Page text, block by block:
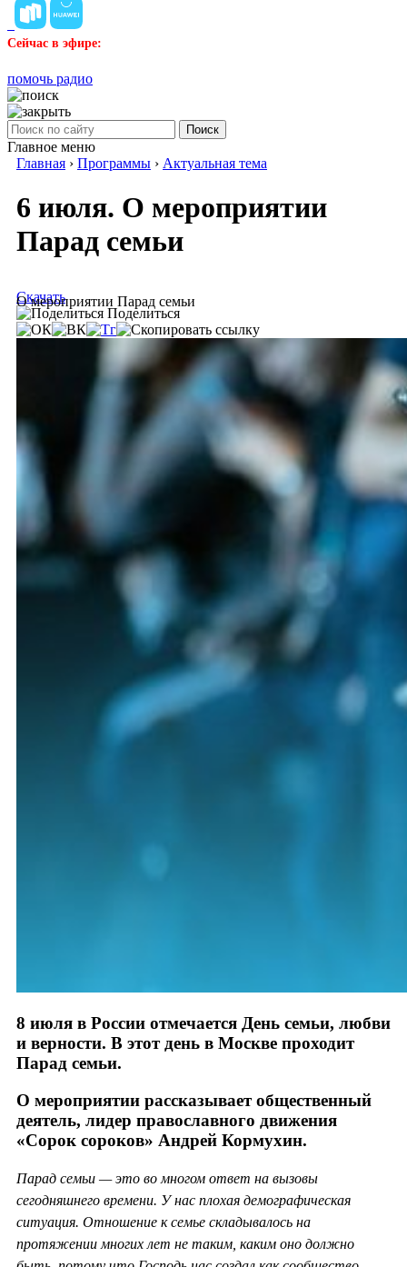
Сейчас в эфире:
помочь радио
Поиск
Главное меню
Главная › Программы › Актуальная тема
6 июля. О мероприятии
Парад семьи
О мероприятии Парад семьи
Скачать
Поделиться
8 июля в России отмечается День семьи, любви
и верности. В этот день в Москве проходит
Парад семьи.
О мероприятии рассказывает общественный
деятель, лидер православного движения
«Сорок сороков» Андрей Кормухин.
Парад семьи — это во многом ответ на вызовы
сегодняшнего времени. У нас плохая демографическая
ситуация. Отношение к семье складывалось на
протяжении многих лет не таким, каким оно должно